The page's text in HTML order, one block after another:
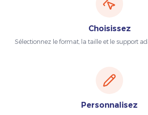
Choisissez
Sélectionnez le format, la taille et le support
Personnalisez